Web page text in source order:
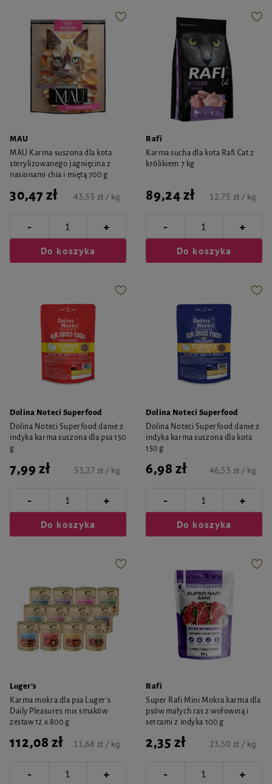
MAU
MAU Karma suszona dla kota
sterylizowanego jagnięcina z
nasionami chia i miętą 700 g
30,47 zł 43,53 zł / kg
- +
Do koszyka
Rafi
Karma sucha dla kota Rafi Cat z
królikiem 7 kg
89,24 zł 12,75 zł / kg
- +
Do koszyka
Dolina Noteci Superfood
Dolina Noteci Superfood danie z
indyka karma suszona dla psa 150
g
7,99 zł 53,27 zł / kg
- +
Do koszyka
Dolina Noteci Superfood
Dolina Noteci Superfood danie z
indyka karma suszona dla kota
150 g
6,98 zł 46,53 zł / kg
- +
Do koszyka
Luger's
Karma mokra dla psa Luger's
Daily Pleasures mix smaków
zestaw 12 x 800 g
112,08 zł 11,68 zł / kg
- +
Rafi
Super Rafi Mini Mokra karma dla
psów małych ras z wołowiną i
sercami z indyka 100 g
2,35 zł 23,50 zł / kg
- +